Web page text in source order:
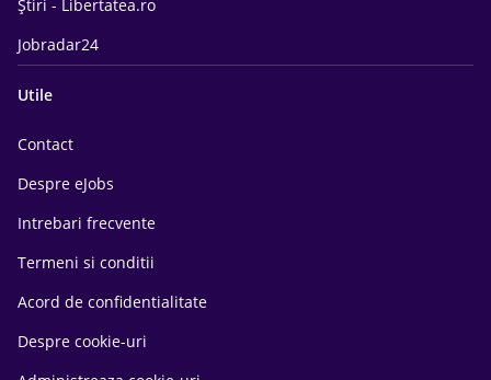
Știri - Libertatea.ro
Jobradar24
Utile
Contact
Despre eJobs
Intrebari frecvente
Termeni si conditii
Acord de confidentialitate
Despre cookie-uri